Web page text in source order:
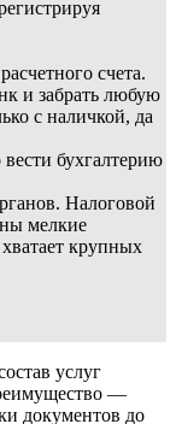
счета.
и забрать любую
с наличкой, да
бухгалтерию
Налоговой
мелкие
крупных
услуг
—
документов до